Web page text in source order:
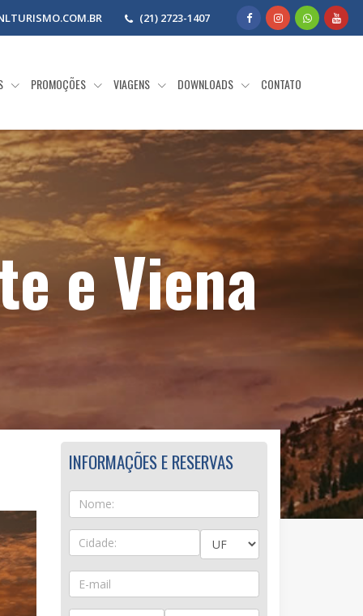
(21) 2723-1407
PROMOÇÕES VIAGENS DOWNLOADS CONTATO
e Viena
INFORMAÇÕES E RESERVAS